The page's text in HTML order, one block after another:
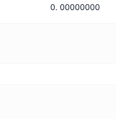
0. 00000000